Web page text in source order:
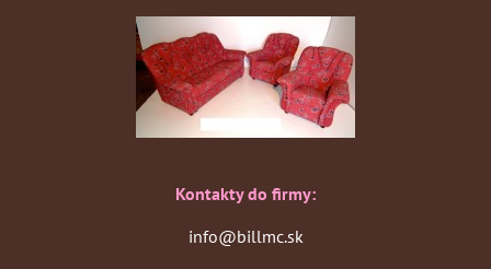
Kontakty do firmy:
info@billmc.sk